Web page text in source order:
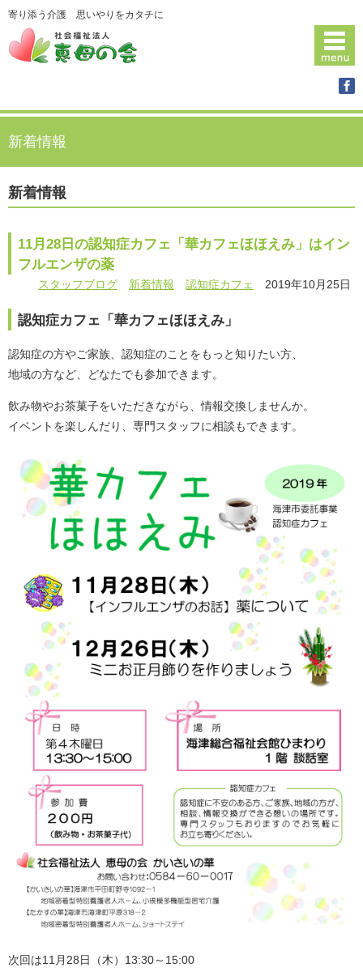
寄り添う介護 思いやりをカタチに
新着情報
新着情報
11月28日の認知症カフェ「華カフェほほえみ」はイン
フルエンザの薬
スタッフブログ 新着情報 認知症カフェ 2019年10月25日
認知症カフェ「華カフェほほえみ」
認知症の方やご家族、認知症のことをもっと知りたい方、
地域の方など、どなたでも参加できます。
飲み物やお茶菓子をいただきながら、情報交換しませんか。
イベントを楽しんだり、専門スタッフに相談もできます。
次回は11月28日（木）13:30～15:00